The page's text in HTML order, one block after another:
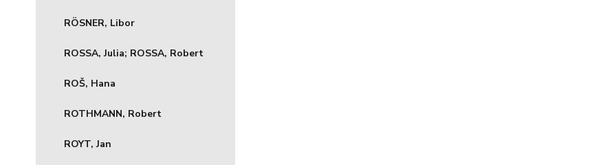
RÖSNER, Libor
ROSSA, Julia; ROSSA, Robert
ROŠ, Hana
ROTHMANN, Robert
ROYT, Jan